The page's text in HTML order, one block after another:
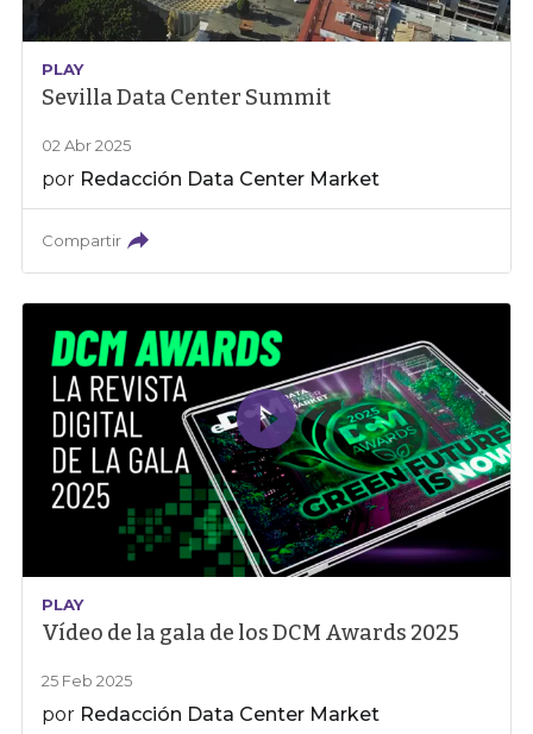
PLAY
Sevilla Data Center Summit
02 Abr 2025
por Redacción Data Center Market
Compartir
PLAY
Vídeo de la gala de los DCM Awards 2025
25 Feb 2025
por Redacción Data Center Market